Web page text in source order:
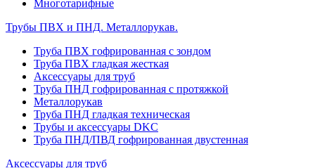
Многотарифные
Трубы ПВХ и ПНД. Металлорукав.
Труба ПВХ гофрированная с зондом
Труба ПВХ гладкая жесткая
Аксессуары для труб
Труба ПНД гофрированная с протяжкой
Металлорукав
Труба ПНД гладкая техническая
Трубы и аксессуары DKC
Труба ПНД/ПВД гофрированная двустенная
Аксессуары для труб